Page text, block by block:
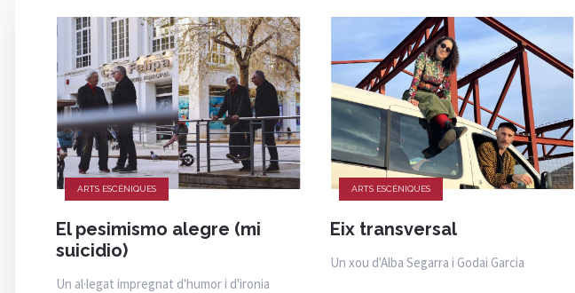
ARTS ESCÈNIQUES
El pesimismo alegre (mi
suicidio)
Un al·legat impregnat d'humor i d'ironia
ARTS ESCÈNIQUES
Eix transversal
Un xou d'Alba Segarra i Godai Garcia